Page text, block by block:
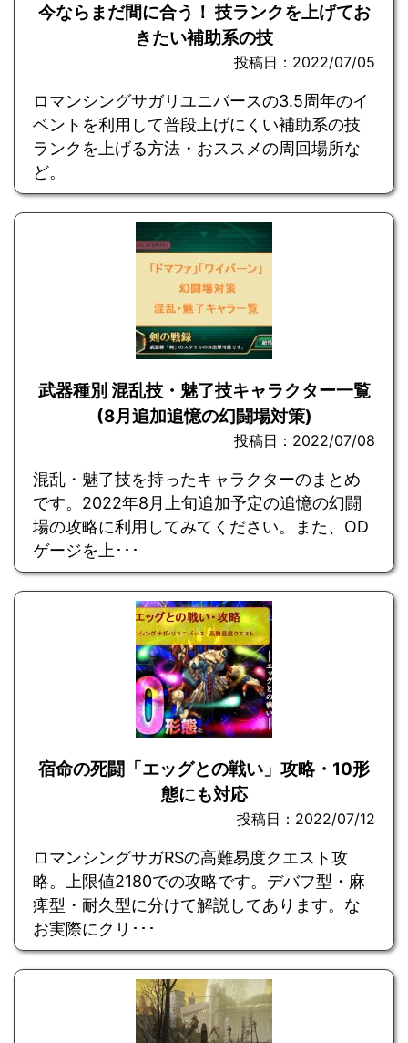
今ならまだ間に合う！ 技ランクを上げてお
きたい補助系の技
投稿日：2022/07/05
ロマンシングサガリユニバースの3.5周年のイ
ベントを利用して普段上げにくい補助系の技
ランクを上げる方法・おススメの周回場所な
ど。
武器種別 混乱技・魅了技キャラクター一覧
(8月追加追憶の幻闘場対策)
投稿日：2022/07/08
混乱・魅了技を持ったキャラクターのまとめ
です。2022年8月上旬追加予定の追憶の幻闘
場の攻略に利用してみてください。また、OD
ゲージを上･･･
宿命の死闘「エッグとの戦い」攻略・10形
態にも対応
投稿日：2022/07/12
ロマンシングサガRSの高難易度クエスト攻
略。上限値2180での攻略です。デバフ型・麻
痺型・耐久型に分けて解説してあります。な
お実際にクリ･･･